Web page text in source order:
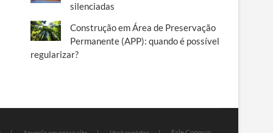
silenciadas
Construção em Área de Preservação
Permanente (APP): quando é possível
regularizar?